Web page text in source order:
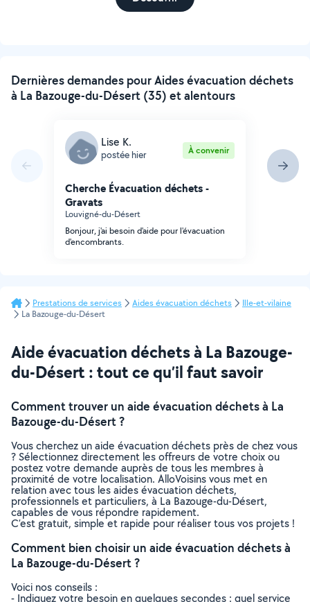
Dernières demandes pour Aides évacuation déchets
à La Bazouge-du-Désert (35) et alentours
Lise K.
postée hier À convenir
Cherche Évacuation déchets -
Gravats
Louvigné-du-Désert
Bonjour, j'ai besoin d'aide pour l'évacuation
d'encombrants.
Prestations de services Aides évacuation déchets
Ille-et-vilaine
La Bazouge-du-Désert
Aide évacuation déchets à La Bazouge-
du-Désert : tout ce qu’il faut savoir
Comment trouver un aide évacuation déchets à La
Bazouge-du-Désert ?
Vous cherchez un aide évacuation déchets près de chez vous
? Sélectionnez directement les offreurs de votre choix ou
postez votre demande auprès de tous les membres à
proximité de votre localisation. AlloVoisins vous met en
relation avec tous les aides évacuation déchets,
professionnels et particuliers, à La Bazouge-du-Désert,
capables de vous répondre rapidement.
C’est gratuit, simple et rapide pour réaliser tous vos projets !
Comment bien choisir un aide évacuation déchets à
La Bazouge-du-Désert ?
Voici nos conseils :
- Indiquez votre besoin en quelques secondes : quel service